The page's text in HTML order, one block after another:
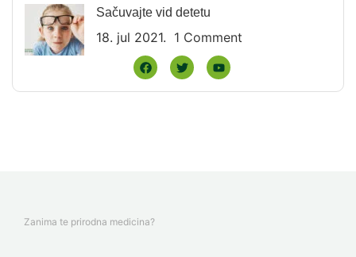
Sačuvajte vid detetu
18. jul 2021. 1 Comment
Zanima te prirodna medicina?